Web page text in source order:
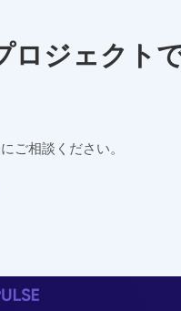
ロジェクト
ご相談ください。